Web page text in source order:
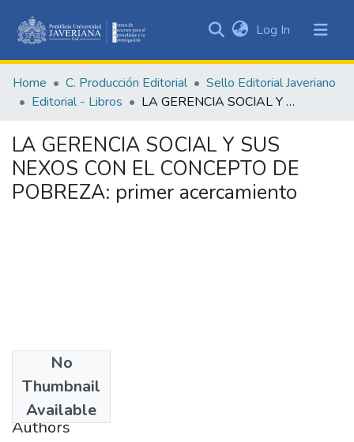
&
Collections
Statistics
Log In (current)
Home C. Producción Editorial
Sello Editorial Javeriano
Editorial - Libros
LA GERENCIA SOCIAL Y SUS NEXOS CON EL CONCEPTO DE POBREZA: primer acercamiento
LA GERENCIA SOCIAL Y SUS
NEXOS CON EL CONCEPTO DE
POBREZA: primer acercamiento
No
Thumbnail
Available
2013
Authors